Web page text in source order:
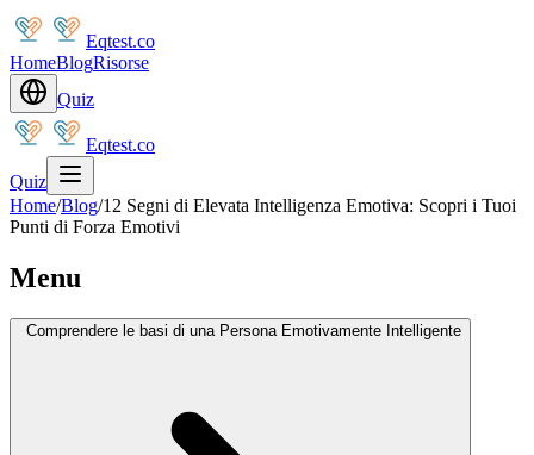
Eqtest.co
HomeBlogRisorse
Quiz
Eqtest.co
Quiz
Home/Blog/12 Segni di Elevata Intelligenza Emotiva: Scopri i Tuoi
Punti di Forza Emotivi
Menu
Comprendere le basi di una Persona Emotivamente Intelligente